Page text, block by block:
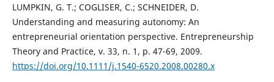
LUMPKIN, G. T.; COGLISER, C.; SCHNEIDER, D.
Understanding and measuring autonomy: An
entrepreneurial orientation perspective. Entrepreneurship
Theory and Practice, v. 33, n. 1, p. 47-69, 2009.
https://doi.org/10.1111/j.1540-6520.2008.00280.x